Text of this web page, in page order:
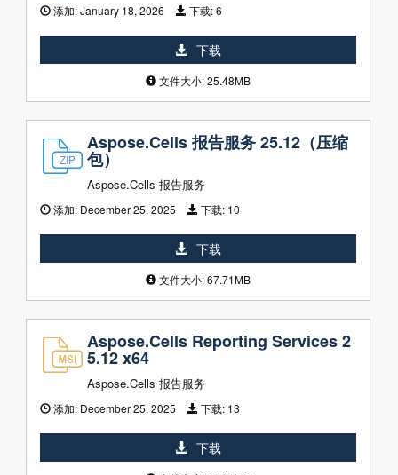
添加:January 18, 2026 下载:6
下载
文件大小: 25.48MB
Aspose.Cells 报告服务 25.12（压缩
包）
Aspose.Cells 报告服务
添加: December 25, 2025 下载: 10
下载
文件大小: 67.71MB
Aspose.Cells Reporting Services 2
5.12 x64
Aspose.Cells 报告服务
添加: December 25, 2025 下载: 13
下载